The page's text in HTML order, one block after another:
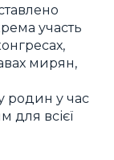
участь
мирян,
родин у час
для всієї